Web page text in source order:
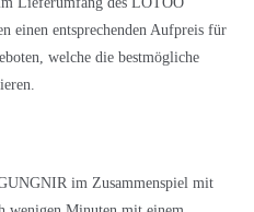
einen entsprechenden Aufpreis für
welche die bestmögliche
im Zusammenspiel mit